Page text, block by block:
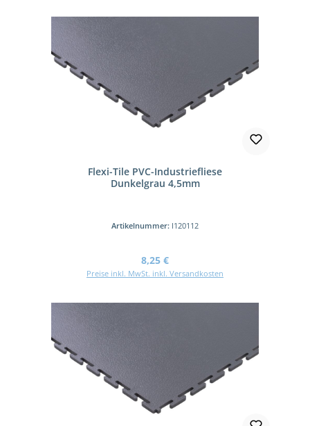
Flexi-Tile PVC-Industriefliese
Dunkelgrau 4,5mm
Artikelnummer: I120112
Regulärer Preis:
8,25 €
Preise inkl. MwSt. inkl. Versandkosten